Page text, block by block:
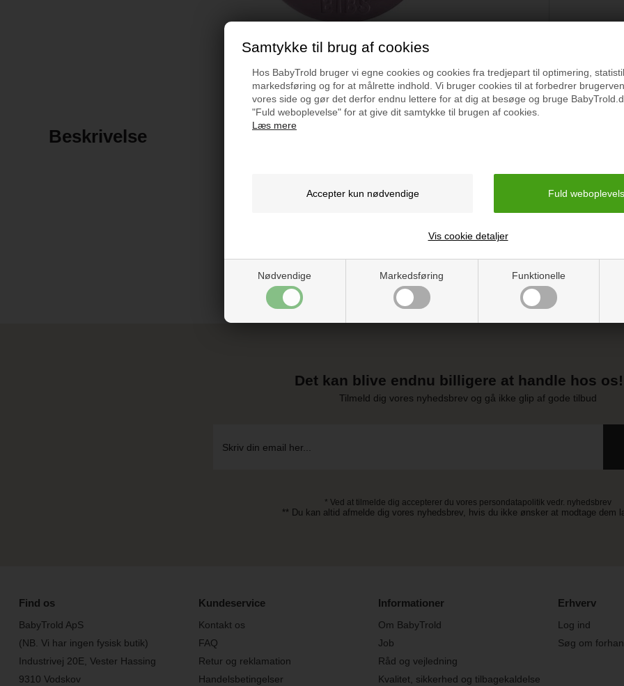
Samtykke til brug af cookies
Hos BabyTrold bruger vi egne cookies og cookies fra tredjepart til optimering,
markedsføring og for at målrette indhold. Vi bruger cookies til at forbedrer
vores side og gør det derfor endnu lettere for at dig at besøge og bruge
"Fuld weboplevelse" for at give dit samtykke til brugen af cookies.
Læs mere
Nødvendige Markedsføring Funktionelle
Vis cookie detaljer
Beskrivelse
Vejledning
Det kan blive endnu billigere at handle hos
Tilmeld dig vores nyhedsbrev og gå ikke glip af gode tilbud
* Ved at tilmelde dig accepterer du vores persondatapolitik vedr. nyhedsbrev
** Du kan altid afmelde dig vores nyhedsbrev, hvis du ikke ønsker at modtage dem
Find os
BabyTrold ApS
(NB. Vi har ingen fysisk butik)
Industrivej 20E, Vester Hassing
9310 Vodskov
Kundeservice
Kontakt os
FAQ
Retur og reklamation
Handelsbetingelser
Informationer
Om BabyTrold
Job
Råd og vejledning
Kvalitet, sikkerhed og tilbagekaldelse
Erhverv
Log ind
Søg om